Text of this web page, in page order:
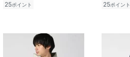
25ポイント 25ポイント